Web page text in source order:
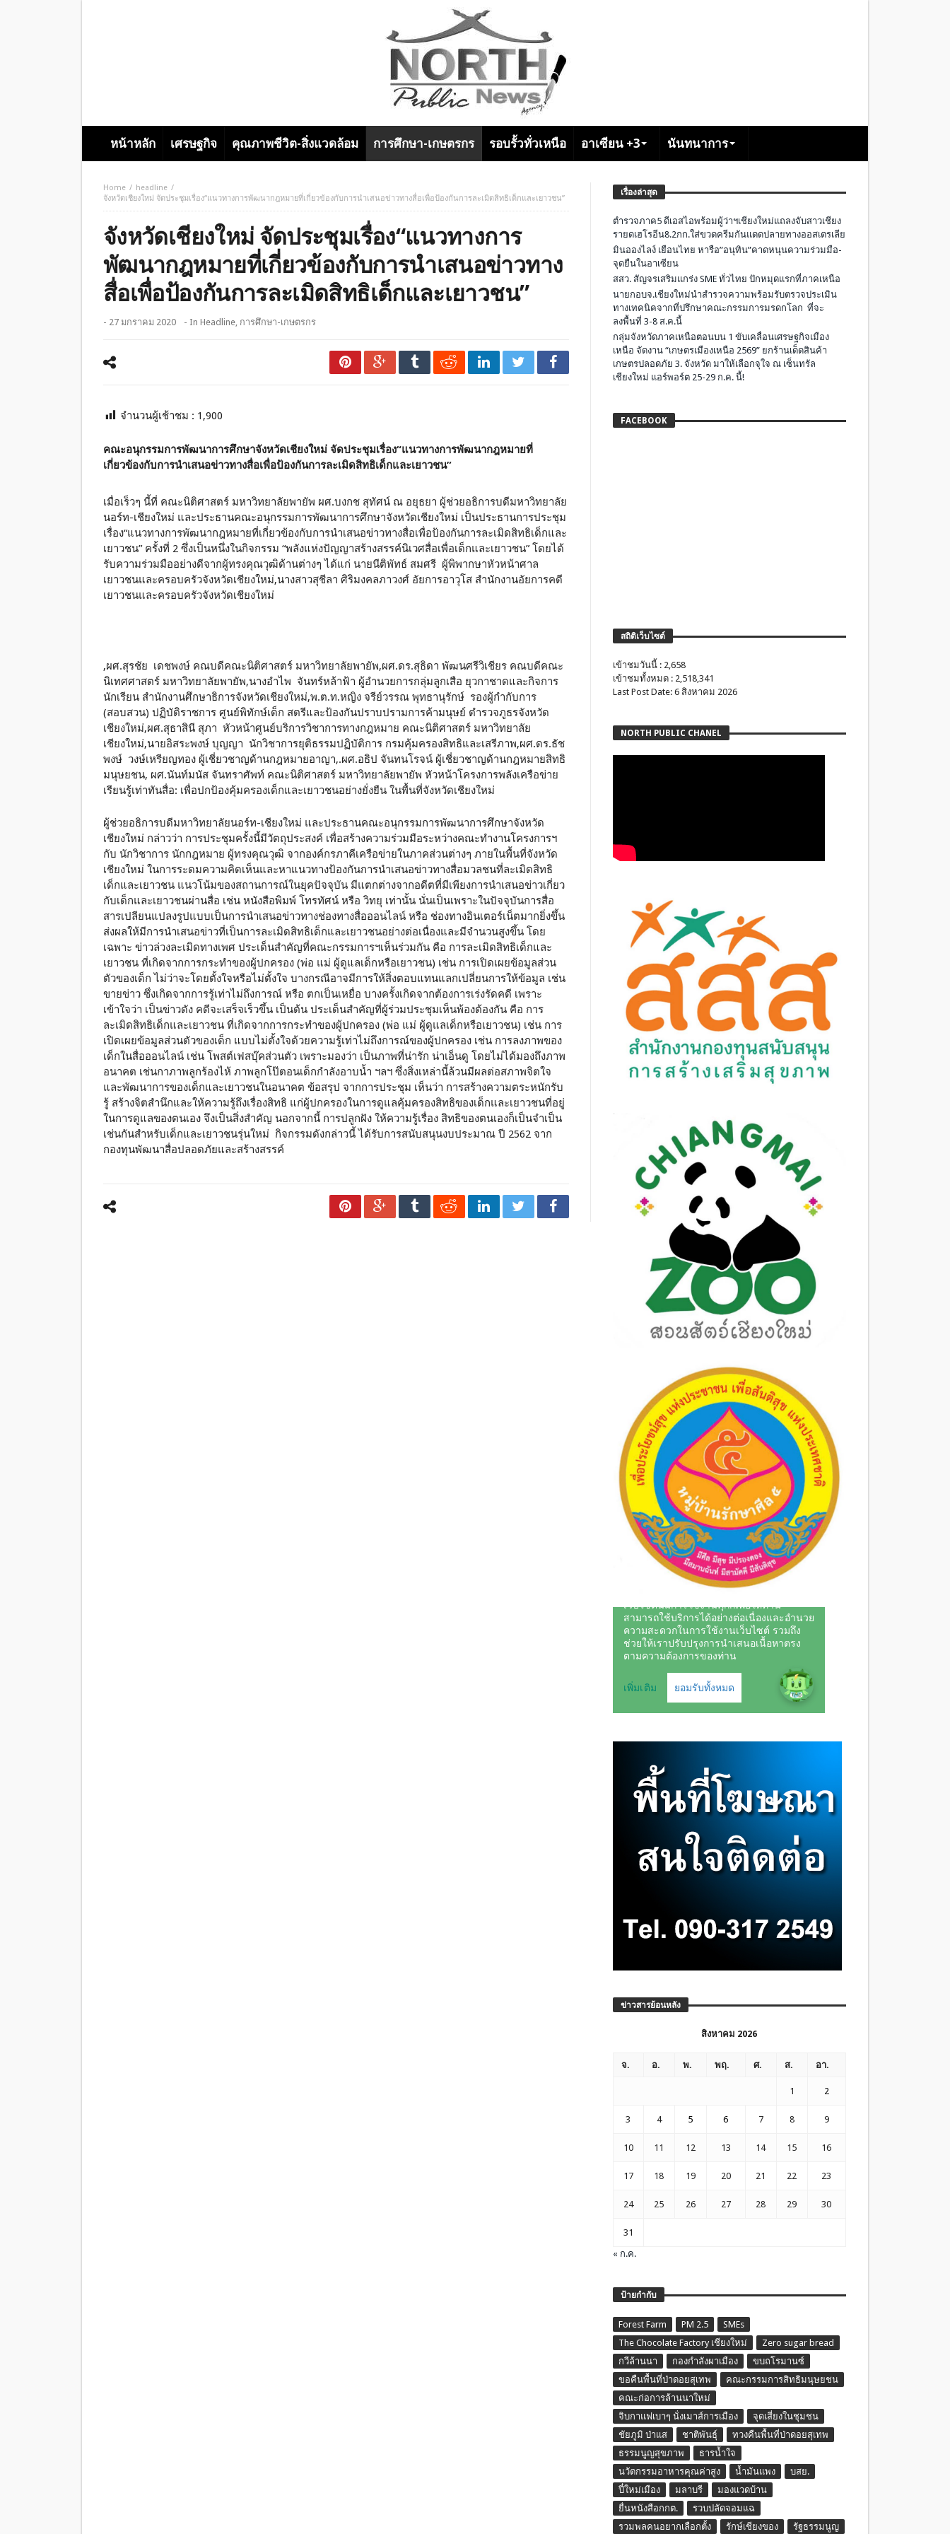
หน้าหลัก เศรษฐกิจ คุณภาพชีวิต-สิ่งแวดล้อม การศึกษา-เกษตรกร รอบรั้วทั่วเหนือ อาเซียน +3 นันทนาการ
Home
headline
จังหวัดเชียงใหม่ จัดประชุมเรื่อง“แนวทางการพัฒนากฎหมายที่เกี่ยวข้องกับการนำเสนอข่าวทางสื่อเพื่อป้องกันการละเมิดสิทธิเด็กและเยาวชน”
จังหวัดเชียงใหม่ จัดประชุมเรื่อง“แนวทางการ
พัฒนากฎหมายที่เกี่ยวข้องกับการนำเสนอข่าวทาง
สื่อเพื่อป้องกันการละเมิดสิทธิเด็กและเยาวชน”
- 27 มกราคม 2020 - In Headline, การศึกษา-เกษตรกร
จำนวนผู้เช้าชม : 1,900
คณะอนุกรรมการพัฒนาการศึกษาจังหวัดเชียงใหม่ จัดประชุมเรื่อง“แนวทางการพัฒนากฎหมายที่
เกี่ยวข้องกับการนำเสนอข่าวทางสื่อเพื่อป้องกันการละเมิดสิทธิเด็กและเยาวชน”
เมื่อเร็วๆ นี้ที่ คณะนิติศาสตร์ มหาวิทยาลัยพายัพ ผศ.บงกช สุทัศน์ ณ อยุธยา ผู้ช่วยอธิการบดีมหาวิทยาลัย
นอร์ท-เชียงใหม่ และประธานคณะอนุกรรมการพัฒนาการศึกษาจังหวัดเชียงใหม่ เป็นประธานการประชุม
เรื่อง“แนวทางการพัฒนากฎหมายที่เกี่ยวข้องกับการนำเสนอข่าวทางสื่อเพื่อป้องกันการละเมิดสิทธิเด็กและ
เยาวชน” ครั้งที่ 2 ซึ่งเป็นหนึ่งในกิจกรรม “พลังแห่งปัญญาสร้างสรรค์นิเวศสื่อเพื่อเด็กและเยาวชน” โดยได้
รับความร่วมมืออย่างดีจากผู้ทรงคุณวุฒิด้านต่างๆ ได้แก่ นายนีติพัทธ์ สมศรี ผู้พิพากษาหัวหน้าศาล
เยาวชนและครอบครัวจังหวัดเชียงใหม่,นางสาวสุชีลา ศิริมงคลภาวงศ์ อัยการอาวุโส สำนักงานอัยการคดี
เยาวชนและครอบครัวจังหวัดเชียงใหม่
,ผศ.สุรชัย เดชพงษ์ คณบดีคณะนิติศาสตร์ มหาวิทยาลัยพายัพ,ผศ.ดร.สุธิดา พัฒนศรีวิเชียร คณบดีคณะ
นิเทศศาสตร์ มหาวิทยาลัยพายัพ,นางอำไพ จันทร์หล้าฟ้า ผู้อำนวยการกลุ่มลูกเสือ ยุวกาชาดและกิจการ
นักเรียน สำนักงานศึกษาธิการจังหวัดเชียงใหม่,พ.ต.ท.หญิง จรีย์วรรณ พุทธานุรักษ์ รองผู้กำกับการ
(สอบสวน) ปฏิบัติราชการ ศูนย์พิทักษ์เด็ก สตรีและป้องกันปราบปรามการค้ามนุษย์ ตำรวจภูธรจังหวัด
เชียงใหม่,ผศ.สุธาสินี สุภา หัวหน้าศูนย์บริการวิชาการทางกฎหมาย คณะนิติศาสตร์ มหาวิทยาลัย
เชียงใหม่,นายอิสระพงษ์ บุญญา นักวิชาการยุติธรรมปฏิบัติการ กรมคุ้มครองสิทธิและเสรีภาพ,ผศ.ดร.ธัช
พงษ์ วงษ์เหรียญทอง ผู้เชี่ยวชาญด้านกฎหมายอาญา,.ผศ.อธิป จันทนโรจน์ ผู้เชี่ยวชาญด้านกฎหมายสิทธิ
มนุษยชน, ผศ.นันท์มนัส จันทราศัพท์ คณะนิติศาสตร์ มหาวิทยาลัยพายัพ หัวหน้าโครงการพลังเครือข่าย
เรียนรู้เท่าทันสื่อ: เพื่อปกป้องคุ้มครองเด็กและเยาวชนอย่างยั่งยืน ในพื้นที่จังหวัดเชียงใหม่
ผู้ช่วยอธิการบดีมหาวิทยาลัยนอร์ท-เชียงใหม่ และประธานคณะอนุกรรมการพัฒนาการศึกษาจังหวัด
เชียงใหม่ กล่าวว่า การประชุมครั้งนี้มีวัตถุประสงค์ เพื่อสร้างความร่วมมือระหว่างคณะทำงานโครงการฯ
กับ นักวิชาการ นักกฎหมาย ผู้ทรงคุณวุฒิ จากองค์กรภาคีเครือข่ายในภาคส่วนต่างๆ ภายในพื้นที่จังหวัด
เชียงใหม่ ในการระดมความคิดเห็นและหาแนวทางป้องกันการนำเสนอข่าวทางสื่อมวลชนที่ละเมิดสิทธิ
เด็กและเยาวชน แนวโน้มของสถานการณ์ในยุคปัจจุบัน มีแตกต่างจากอดีตที่มีเพียงการนำเสนอข่าวเกี่ยว
กับเด็กและเยาวชนผ่านสื่อ เช่น หนังสือพิมพ์ โทรทัศน์ หรือ วิทยุ เท่านั้น นั่นเป็นเพราะในปัจจุบันการสื่อ
สารเปลียนแปลงรูปแบบเป็นการนำเสนอข่าวทางช่องทางสื่อออนไลน์ หรือ ช่องทางอินเตอร์เน็ตมากยิ่งขึ้น
ส่งผลให้มีการนำเสนอข่าวที่เป็นการละเมิดสิทธิเด็กและเยาวชนอย่างต่อเนื่องและมีจำนวนสูงขึ้น โดย
เฉพาะ ข่าวล่วงละเมิดทางเพศ ประเด็นสำคัญที่คณะกรรมการฯเห็นร่วมกัน คือ การละเมิดสิทธิเด็กและ
เยาวชน ที่เกิดจากการกระทำของผู้ปกครอง (พ่อ แม่ ผู้ดูแลเด็กหรือเยาวชน) เช่น การเปิดเผยข้อมูลส่วน
ตัวของเด็ก ไม่ว่าจะโดยตั้งใจหรือไม่ตั้งใจ บางกรณีอาจมีการให้สิ่งตอบแทนแลกเปลี่ยนการให้ข้อมูล เช่น
ขายข่าว ซึ่งเกิดจากการรู้เท่าไม่ถึงการณ์ หรือ ตกเป็นเหยื่อ บางครั้งเกิดจากต้องการเร่งรัดคดี เพราะ
เข้าใจว่า เป็นข่าวดัง คดีจะเสร็จเร็วขึ้น เป็นต้น ประเด็นสำคัญที่ผู้ร่วมประชุมเห็นพ้องต้องกัน คือ การ
ละเมิดสิทธิเด็กและเยาวชน ที่เกิดจากการกระทำของผู้ปกครอง (พ่อ แม่ ผู้ดูแลเด็กหรือเยาวชน) เช่น การ
เปิดเผยข้อมูลส่วนตัวของเด็ก แบบไม่ตั้งใจด้วยความรู้เท่าไม่ถึงการณ์ของผู้ปกครอง เช่น การลงภาพของ
เด็กในสื่อออนไลน์ เช่น โพสต์เฟสบุ๊คส่วนตัว เพราะมองว่า เป็นภาพที่น่ารัก น่าเอ็นดู โดยไม่ได้มองถึงภาพ
อนาคต เช่นกาภาพลูกร้องไห้ ภาพลูกโป๊ตอนเด็กกำลังอาบน้ำ ฯลฯ ซึ่งสิ่งเหล่านี้ล้วนมีผลต่อสภาพจิตใจ
และพัฒนาการของเด็กและเยาวชนในอนาคต ข้อสรุป จากการประชุม เห็นว่า การสร้างความตระหนักรับ
รู้ สร้างจิตสำนึกและให้ความรู้ถึงเรื่องสิทธิ แก่ผู้ปกครองในการดูแลคุ้มครองสิทธิของเด็กและเยาวชนที่อยู่
ในการดูแลของตนเอง จึงเป็นสิ่งสำคัญ นอกจากนี้ การปลูกฝัง ให้ความรู้เรื่อง สิทธิของตนเองก็เป็นจำเป็น
เช่นกันสำหรับเด็กและเยาวชนรุ่นใหม่ กิจกรรมดังกล่าวนี้ ได้รับการสนับสนุนงบประมาณ ปี 2562 จาก
กองทุนพัฒนาสื่อปลอดภัยและสร้างสรรค์
เรื่องล่าสุด
ตำรวจภาค5 ดีเอสไอพร้อมผู้ว่าฯเชียงใหม่แถลงจับสาวเชียง
รายดเฮโรอีน8.2กก.ใส่ขวดครีมกันแดดปลายทางออสเตรเลีย
มินอองไลง์ เยือนไทย หารือ”อนุทิน”คาดหนุนความร่วมมือ-
จุดยืนในอาเซียน
สสว. สัญจรเสริมแกร่ง SME ทั่วไทย ปักหมุดแรกที่ภาคเหนือ
นายกอบจ.เชียงใหม่นำสำรวจความพร้อมรับตรวจประเมิน
ทางเทคนิคจากที่ปรึกษาคณะกรรมการมรดกโลก ที่จะ
ลงพื้นที่ 3-8 ส.ค.นี้
กลุ่มจังหวัดภาคเหนือตอนบน 1 ขับเคลื่อนเศรษฐกิจเมือง
เหนือ จัดงาน “เกษตรเมืองเหนือ 2569” ยกร้านเด็ดสินค้า
เกษตรปลอดภัย 3. จังหวัด มาให้เลือกจุใจ ณ เซ็นทรัล
เชียงใหม่ แอร์พอร์ต 25-29 ก.ค. นี้!
FACEBOOK
สถิติเว็บไซต์
เข้าชมวันนี้ : 2,658
เข้าชมทั้งหมด : 2,518,341
Last Post Date: 6 สิงหาคม 2026
NORTH PUBLIC CHANEL
ข่าวสารย้อนหลัง
สิงหาคม 2026
จ. อ. พ. พฤ. ศ. ส. อา.
1 2
3 4 5 6 7 8 9
10 11 12 13 14 15 16
17 18 19 20 21 22 23
24 25 26 27 28 29 30
31
« ก.ค.
ป้ายกำกับ
Forest Farm PM 2.5
SMEs
The Chocolate Factory เชียงใหม่
Zero sugar bread
กวีล้านนา
กองกำลังผาเมือง
ขบถโรมานซ์
ขอคืนพื้นที่ป่าดอยสุเทพ
คณะกรรมการสิทธิมนุษยชน
คณะก่อการล้านนาใหม่
จิบกาแฟเบาๆ นั่งเมาส์การเมือง
จุดเสี่ยงในชุมชน
ชัยภูมิ ป่าแส
ชาติพันธุ์
ทวงคืนพื้นที่ป่าดอยสุเทพ
ธรรมนูญสุขภาพ
ธารน้ำใจ
นวัตกรรมอาหารคุณค่าสูง
น้ำมันแพง
บสย.
ปี๋ใหม่เมือง
มลาบรี
มองแวดบ้าน
ยื่นหนังสือกกต.
รวบปลัดจอมแฉ
รวมพลคนอยากเลือกตั้ง
รักษ์เชียงของ รัฐธรรมนูญ